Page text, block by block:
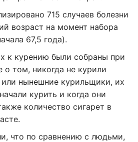
715 случаев болезни
возраст на момент набора
67,5 года).
к курению были собраны при
о том, никогда не курили
нынешние курильщики, их
курить и когда они
количество сигарет в
что по сравнению с людьми,